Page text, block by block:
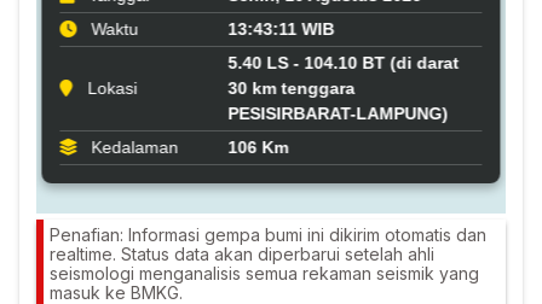
Penafian: Informasi gempa bumi ini dikirim otomatis dan
realtime. Status data akan diperbarui setelah ahli
seismologi menganalisis semua rekaman seismik yang
masuk ke BMKG.